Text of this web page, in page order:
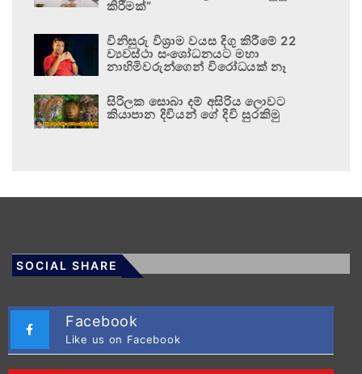
කිරීමක්”
විනිසුරු විශ්‍රාම වයස දිගු කිරීමේ 22
ව්‍යවස්ථා සංශෝධනයට මහා
නාහිමිවරුන්ගෙන් විරෝධයක් නෑ
සිරිලක සොබා දම් අසිරිය ලොවට
කියාපාන දිවියන් ගේ දිවි සුරකිමු
SOCIAL SHARE
Facebook
Like us on Facebook